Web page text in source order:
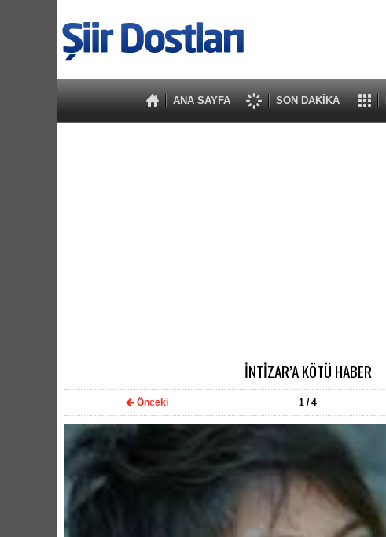
ANA SAYFA SON DAKİKA
İNTİZAR’A KÖTÜ HABER
Önceki 1 / 4